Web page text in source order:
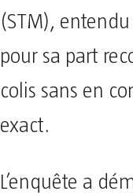
(STM),
pour sa part
colis sans en
exact.
L’enquête a